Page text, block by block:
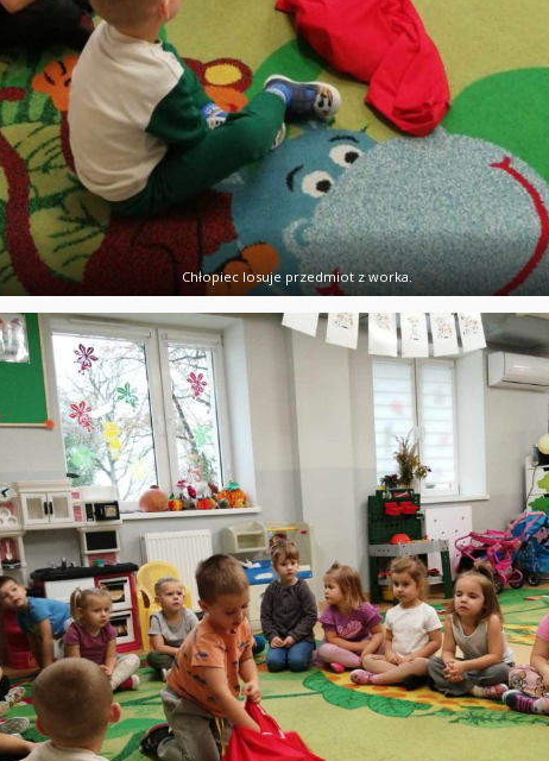
Matematyka
Praca plastyczna
Lepienie literek z
masy sensorycznej
Walentynki
Dzień pizzy
Zabawy na śniegu
Bal karnawałowy
Pieczenie
pierniczków
WIGILIA- WIEWIÓRKI
Mikołajki
Dzień misia
Nasz pierwszy
zimowy spacer
Dzień Piżamy
Spotkanie z Paniami
z Poradni
Psychologiczno-
Pedagogicznej w
Lipnie
Spotkanie z Panem
Jerzym Kowalskim z
Biblioteki w Skępem
Dzień kropki
Zabawy badawcze
Dzień świadomości
autyzmu
Pierwszy Dzień
Wiosny
Dzień kobiet
Dzień dinozaura
Z ekologią na ty
Walentynki
Dzień pizzy
EKO warsztaty –
torby
Bal karnawałowy
Dokarmiamy ptaki
Plakat na konkurs
WOŚP
Nasze pierwsze
grafiti
Zabawa ciastoliną
WIGILIA U
BIEDRONEK
Bal karnawałowy
Wielkanocne
szaleństwo
Matematyka u
Jeżyków
Wigilia u Jeżyków
Mikołajki
Dzień pluszowego
misia
Dzień piżamy
Jesienny obraz
Dzień chłopaka
Zabawy z darami
Powitanie Jesieni
Dzień przedszkolaka
Pajęczyna przyjaźni
Nasze zasady
Rytmika
Dzień Dziecka
ŚWIĘTO
KONSTYTUCJI 3 MAJA
pierniczków
Wigilia- Misie
Mikołajki
Dzień Pluszowego
Misia
Idzie jesień… z
deszczem
Malowanie na mleku
Ścieżka sensoryczna
Dzień chłopaka
Pierwszy dzień
jesieni
Poznajemy się
Dni otwarte
RYTMIKA
Dzień Dziecka
Dzień flagi
Dzień tańca
Dzień Ziemi
Dzień sportu
Chłopiec losuje przedmiot z worka.